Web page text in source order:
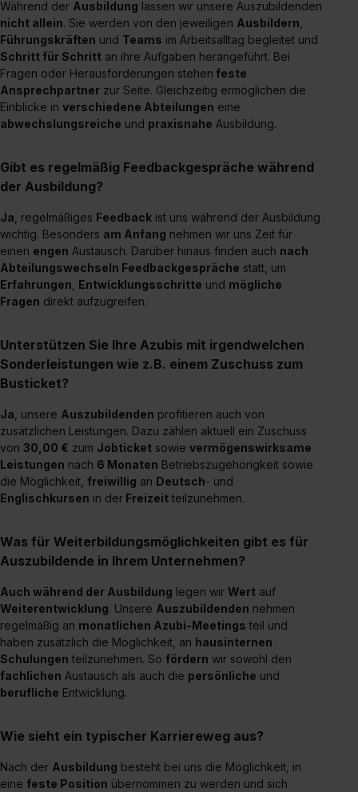
erlauben“. Die Einwilligung zur Platzierung von Cookies
der Kategorien „Präferenzen“, „Statistiken“ und „Social
Media und Marketing“ umfasst hierbei die Einwilligung
zur Übermittlung deiner Daten in die USA (Art. 49 Abs. 1
S. 1 lit. a) DS-GVO). Die USA verfügen über kein
angemessenes Datenschutzniveau (EuGH – Schrems
Datenschutzerklärung unter dem Punkt „Datenschutz-
Einstellungen“ widerrufen. Weitere Informationen zu den
einzelnen Cookies findest du durch Klick auf „Details
zeigen“. Weitere Informationen:Datenschutzerklärung
Impressum.
Während der Ausbildung lassen wir unsere Auszubildenden
nicht allein. Sie werden von den jeweiligen Ausbildern
Führungskräften und Teams im Arbeitsalltag begleitet und
Schritt für Schritt an ihre Aufgaben herangeführt. Bei
Fragen oder Herausforderungen stehen feste
Ansprechpartner zur Seite. Gleichzeitig ermöglichen die
Einblicke in verschiedene Abteilungen eine
abwechslungsreiche und praxisnahe Ausbildung.
Gibt es regelmäßig Feedbackgespräche während
der Ausbildung?
Ja , regelmäßiges Feedback ist uns während der Ausbildung
wichtig. Besonders am Anfang nehmen wir uns Zeit für
einen engen Austausch. Darüber hinaus finden auch nach
Abteilungswechseln Feedbackgespräche statt, um
Erfahrungen Entwicklungsschritte und mögliche
Fragen direkt aufzugreifen.
Unterstützen Sie Ihre Azubis mit irgendwelchen
Sonderleistungen wie z.B. einem Zuschuss zum
Busticket?
Ja , unsere Auszubildenden profitieren auch von
zusätzlichen Leistungen. Dazu zählen aktuell ein Zuschuss
von 30,00 € zum Jobticket sowie vermögenswirksame
Leistungen nach 6 Monaten Betriebszugehörigkeit sowie
die Möglichkeit, freiwillig an Deutsch- und
Englischkursen in der Freizeit teilzunehmen.
Was für Weiterbildungsmöglichkeiten gibt es für
Auszubildende in Ihrem Unternehmen?
Auch während der Ausbildung legen wir Wert auf
Weiterentwicklung. Unsere Auszubildenden nehmen
regelmäßig an monatlichen Azubi-Meetings teil und
haben zusätzlich die Möglichkeit, an hausinternen
Schulungen teilzunehmen. So fördern wir sowohl den
fachlichen Austausch als auch die persönliche und
berufliche Entwicklung.
Wie sieht ein typischer Karriereweg aus?
Nach der Ausbildung besteht bei uns die Möglichkeit, in
eine feste Position übernommen zu werden und sich